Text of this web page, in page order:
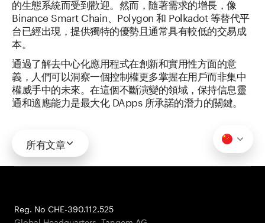
的生態系統而受到歡迎。然而，隨著需求的增長，像
Binance Smart Chain、Polygon 和 Polkadot 等替代平
台已經出現，提供獨特的優勢且通常具有較低的交易成
本。
通過了解去中心化應用程式在創新和實用性方面的意
義，人們可以洞察一個控制權更多掌握在用戶而非集中
權威手中的未來。在這個不斷演變的領域，保持信息靈
通和適應能力是最大化 DApps 所承諾的潛力的關鍵。
所有文章
Reg. No CHE-390.112.525